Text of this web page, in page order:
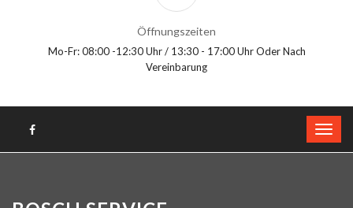
Öffnungszeiten
Mo-Fr: 08:00 -12:30 Uhr / 13:30 - 17:00 Uhr Oder Nach
Vereinbarung